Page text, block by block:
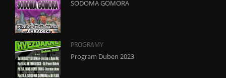
SODOMA GOMORA
PROGRAMY
Program Duben 2023